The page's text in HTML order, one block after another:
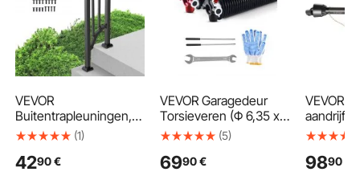
VEVOR
Buitentrapleuningen,
1-2 Treden
Koolstofstalen
(1)
4290€
VEVOR Garagedeur
Torsieveren (Φ 6,35 x
Φ 50,8 x 787 mm)
gecoat voor
(5)
6990 €
VEVOR
spline
van 1100
9890